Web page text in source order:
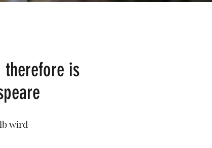
therefore is
wird